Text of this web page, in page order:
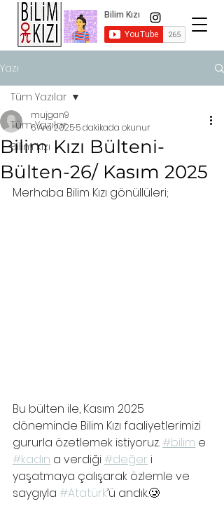
Yazı
Tüm Yazılar
Bilim Kızı
Tüm Yazılar
Bilim Kızı Bülteni-
Bülten-26/ Kasım 2025
mujgan9
6 Ara 20255 dakikada okunur
Merhaba Bilim Kızı gönüllüleri;
Bu bülten ile, Kasım 2025
döneminde Bilim Kızı faaliyetlerimizi
gururla özetlemek istiyoruz. #bilim e
#kadın a verdiği #değer i
yaşatmaya çalışarak özlemle ve
saygıyla #Atatürk’ü andık.🥲